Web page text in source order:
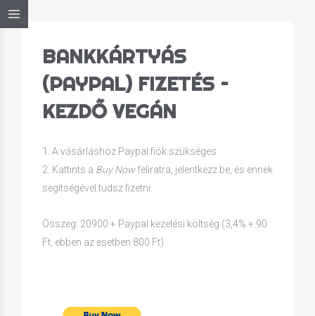
BANKKÁRTYÁS
(PAYPAL) FIZETÉS –
KEZDŐ VEGÁN
1. A vásárláshoz Paypal fiók szükséges.
2. Kattints a Buy Nowfeliratra, jelentkezz be, és ennek
segítségével tudsz fizetni.
Összeg: 20900 + Paypal kezelési költség (3,4% + 90
Ft, ebben az esetben 800 Ft)